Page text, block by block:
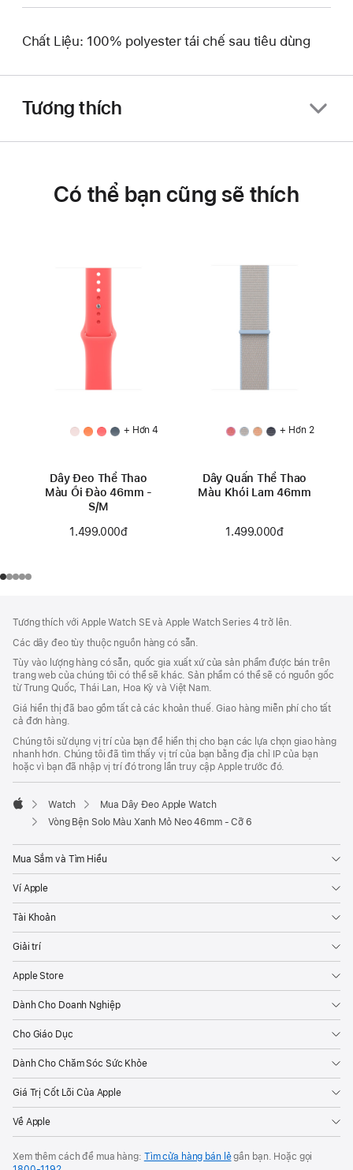
Chất Liệu: 100% polyester tái chế sau tiêu dùng
Tương thích
Có thể bạn cũng sẽ thích
+ Hơn 4
Dây Đeo Thể Thao
Màu Ổi Đào 46mm -
S/M
1.499.000đ
+ Hơn 2
Dây Quấn Thể Thao
Màu Khói Lam 46mm
1.499.000đ
Thích
Chân
Trang
thích
Tương thích với Apple Watch SE và Apple Watch Series 4 trở lên.
Các dây đeo tùy thuộc nguồn hàng có sẵn.
Tùy vào lượng hàng có sẵn, quốc gia xuất xứ của sản phẩm được bán trên
trang web của chúng tôi có thể sẽ khác. Sản phẩm có thể sẽ có nguồn gốc
từ Trung Quốc, Thái Lan, Hoa Kỳ và Việt Nam.
Giá hiển thị đã bao gồm tất cả các khoản thuế. Giao hàng miễn phí cho tất
cả đơn hàng.
Chúng tôi sử dụng vị trí của bạn để hiển thị cho bạn các lựa chọn giao hàng
nhanh hơn. Chúng tôi đã tìm thấy vị trí của bạn bằng địa chỉ IP của bạn
hoặc vì bạn đã nhập vị trí đó trong lần truy cập Apple trước đó.
Apple
Watch
Mua Dây Đeo Apple Watch
Vòng Bện Solo Màu Xanh Mỏ Neo 46mm - Cỡ 6
Mua Sắm và Tìm Hiểu
Ví Apple
Tài Khoản
Giải trí
Apple Store
Dành Cho Doanh Nghiệp
Cho Giáo Dục
Dành Cho Chăm Sóc Sức Khỏe
Giá Trị Cốt Lõi Của Apple
Về Apple
Xem thêm cách để mua hàng: Tìm cửa hàng bán lẻgần bạn. Hoặc gọi